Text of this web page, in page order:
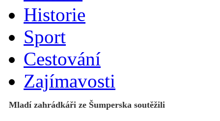
Historie
Sport
Cestování
Zajímavosti
Mladí zahrádkáři ze Šumperska soutěžili